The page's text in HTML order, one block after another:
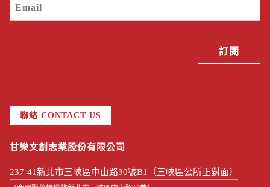
聯絡 CONTACT US
甘樂文創志業股份有限公司
237-41新北市三峽區中山路30號B1（三峽區公所正對面）